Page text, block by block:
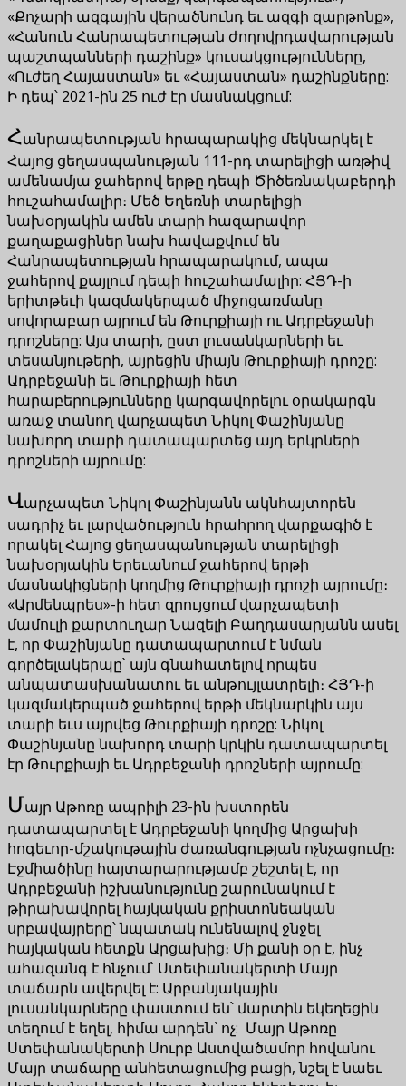
«Քոչարի ազգային վերածնունդ եւ ազգի զարթոնք»,
«Հանուն Հանրապետության ժողովրդավարության
պաշտպանների դաշինք» կուսակցությունները,
«Ուժեղ Հայաստան» եւ «Հայաստան» դաշինքները:
Ի դեպ՝ 2021-ին 25 ուժ էր մասնակցում:
Հանրապետության հրապարակից մեկնարկել է
Հայոց ցեղասպանության 111-րդ տարելիցի առթիվ
ամենամյա ջահերով երթը դեպի Ծիծեռնակաբերդի
հուշահամալիր։ Մեծ Եղեռնի տարելիցի
նախօրյակին ամեն տարի հազարավոր
քաղաքացիներ նախ հավաքվում են
Հանրապետության հրապարակում, ապա
ջահերով քայլում դեպի հուշահամալիր: ՀՅԴ-ի
երիտթեւի կազմակերպած միջոցառմանը
սովորաբար այրում են Թուրքիայի ու Ադրբեջանի
դրոշները: Այս տարի, ըստ լուսանկարների եւ
տեսանյութերի, այրեցին միայն Թուրքիայի դրոշը:
Ադրբեջանի եւ Թուրքիայի հետ
հարաբերությունները կարգավորելու օրակարգն
առաջ տանող վարչապետ Նիկոլ Փաշինյանը
նախորդ տարի դատապարտեց այդ երկրների
դրոշների այրումը:
Վարչապետ Նիկոլ Փաշինյանն ակնհայտորեն
սադրիչ եւ լարվածություն հրահրող վարքագիծ է
որակել Հայոց ցեղասպանության տարելիցի
նախօրյակին Երեւանում ջահերով երթի
մասնակիցների կողմից Թուրքիայի դրոշի այրումը։
«Արմենպրես»-ի հետ զրույցում վարչապետի
մամուլի քարտուղար Նազելի Բաղդասարյանն ասել
է, որ Փաշինյանը դատապարտում է նման
գործելակերպը՝ այն գնահատելով որպես
անպատասխանատու եւ անթույլատրելի։ ՀՅԴ-ի
կազմակերպած ջահերով երթի մեկնարկին այս
տարի եւս այրվեց Թուրքիայի դրոշը: Նիկոլ
Փաշինյանը նախորդ տարի կրկին դատապարտել
էր Թուրքիայի եւ Ադրբեջանի դրոշների այրումը:
Մայր Աթոռը ապրիլի 23-ին խստորեն
դատապարտել է Ադրբեջանի կողմից Արցախի
հոգեւոր-մշակութային ժառանգության ոչնչացումը։
Էջմիածինը հայտարարությամբ շեշտել է, որ
Ադրբեջանի իշխանությունը շարունակում է
թիրախավորել հայկական քրիստոնեական
սրբավայրերը՝ նպատակ ունենալով ջնջել
հայկական հետքն Արցախից։ Մի քանի օր է, ինչ
ահազանգ է հնչում՝ Ստեփանակերտի Մայր
տաճարն ավերվել է: Արբանյակային
լուսանկարները փաստում են՝ մարտին եկեղեցին
տեղում է եղել, հիմա արդեն՝ ոչ: Մայր Աթոռը
Ստեփանակերտի Սուրբ Աստվածամոր հովանու
Մայր տաճարը անհետացումից բացի, նշել է նաեւ